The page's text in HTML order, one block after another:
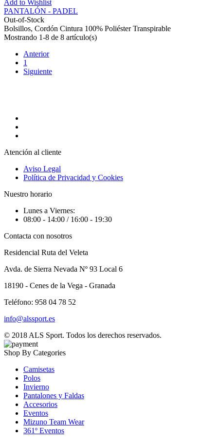
Add to Wishlist
PANTALÓN - PADEL
Out-of-Stock
Bolsillos, Cordón Cintura 100% Poliéster Transpirable
Mostrando 1-8 de 8 artículo(s)
Anterior
1
Siguiente
Atención al cliente
Aviso Legal
Política de Privacidad y Cookies
Nuestro horario
Lunes a Viernes:
08:00 - 14:00 / 16:00 - 19:30
Contacta con nosotros
Residencial Ruta del Veleta
Avda. de Sierra Nevada Nº 93 Local 6
18190 - Cenes de la Vega - Granada
Teléfono: 958 04 78 52
info@alssport.es
© 2018 ALS Sport. Todos los derechos reservados.
Shop By Categories
Camisetas
Polos
Invierno
Pantalones y Faldas
Accesorios
Eventos
Mizuno Team Wear
361º Eventos